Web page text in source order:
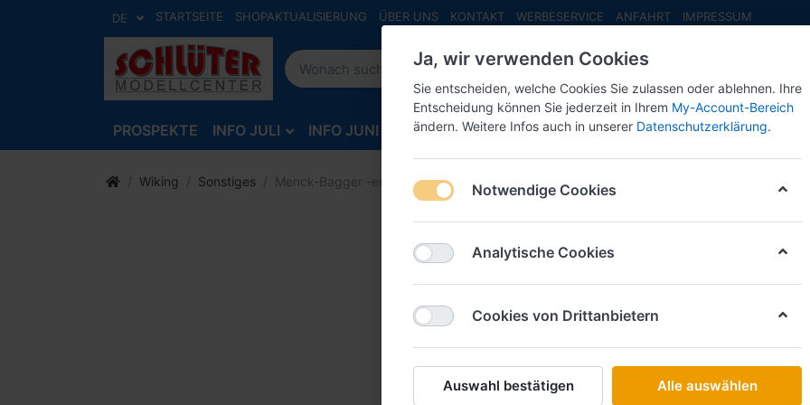
DE STARTSEITE SHOPAKTUALISIERUNG ÜBER UNS KONTAKT WERBESERVICE ANFAHRT IMPRESSUM
PROSPEKTE INFO JULI INFO JUNI INFO MAI NEU EINGETROFFEN NEUHEITEN
Wiking Sonstiges Menck-Bagger -enzianblau-
Wiking
Art.-Nr.
28,00
Ja, wir verwenden Cookies
Sie entscheiden, welche Cookies Sie zulassen oder ablehnen. Ihre
Entscheidung können Sie jederzeit in Ihrem My-Account-Bereich
ändern. Weitere Infos auch in unserer Datenschutzerklärung.
Notwendige Cookies
Analytische Cookies
Cookies von Drittanbietern
Auswahl bestätigen Alle auswählen